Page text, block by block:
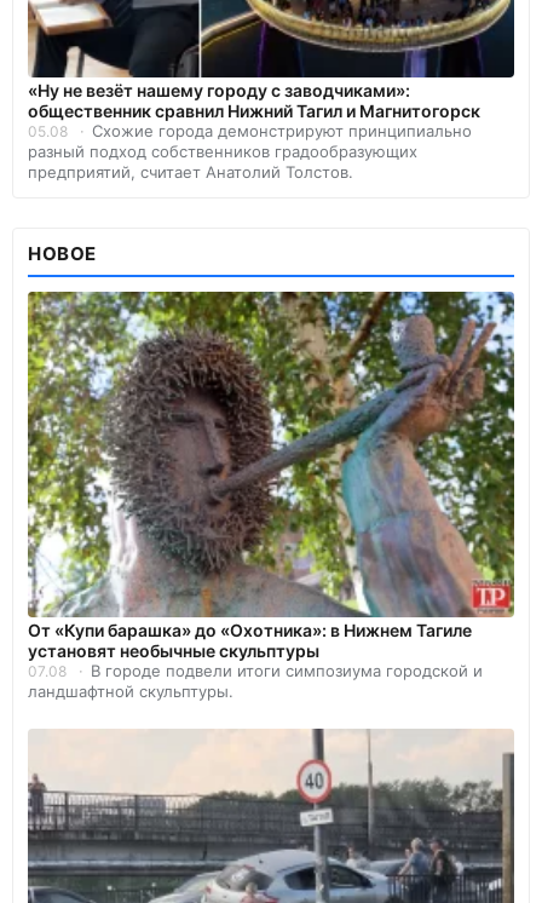
«Ну не везёт нашему городу с заводчиками»:
общественник сравнил Нижний Тагил и Магнитогорск
05.08
Схожие города демонстрируют принципиально
разный подход собственников градообразующих
предприятий, считает Анатолий Толстов.
НОВОЕ
От «Купи барашка» до «Охотника»: в Нижнем Тагиле
установят необычные скульптуры
07.08
В городе подвели итоги симпозиума городской и
ландшафтной скульптуры.